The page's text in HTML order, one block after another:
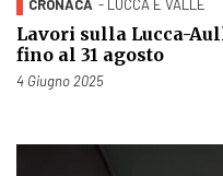
CRONACA - LUCCA E VALLE
Lavori sulla Lucca-
fino al 31 agosto
Pubblicato il
4 Giugno 2025